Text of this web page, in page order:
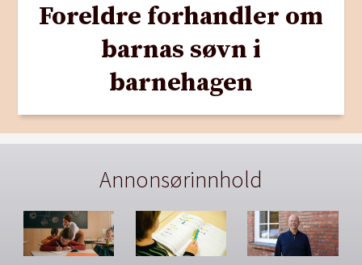
Foreldre forhandler om
barnas søvn i
barnehagen
Annonsørinnhold